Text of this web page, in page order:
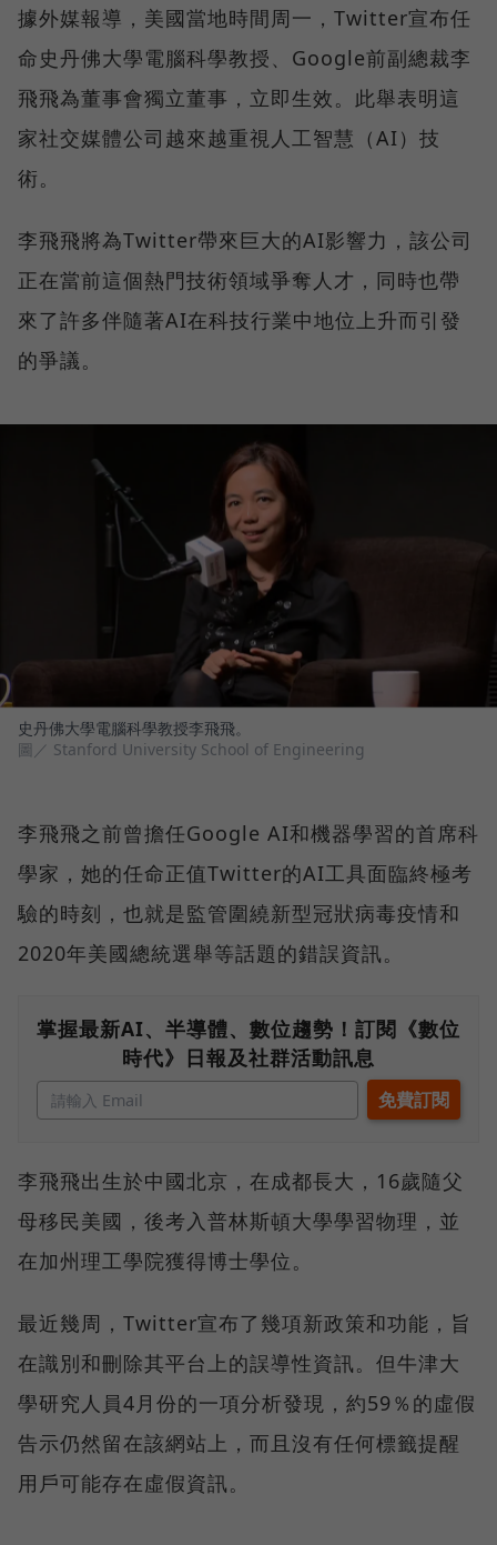
據外媒報導，美國當地時間周一，Twitter宣布任
命史丹佛大學電腦科學教授、Google前副總裁李
飛飛為董事會獨立董事，立即生效。此舉表明這
家社交媒體公司越來越重視人工智慧（AI）技
術。
李飛飛將為Twitter帶來巨大的AI影響力，該公司
正在當前這個熱門技術領域爭奪人才，同時也帶
來了許多伴隨著AI在科技行業中地位上升而引發
的爭議。
史丹佛大學電腦科學教授李飛飛。
圖／ Stanford University School of Engineering
李飛飛之前曾擔任Google AI和機器學習的首席科
學家，她的任命正值Twitter的AI工具面臨終極考
驗的時刻，也就是監管圍繞新型冠狀病毒疫情和
2020年美國總統選舉等話題的錯誤資訊。
掌握最新AI、半導體、數位趨勢！訂閱《數位
時代》日報及社群活動訊息
李飛飛出生於中國北京，在成都長大，16歲隨父
母移民美國，後考入普林斯頓大學學習物理，並
在加州理工學院獲得博士學位。
最近幾周，Twitter宣布了幾項新政策和功能，旨
在識別和刪除其平台上的誤導性資訊。但牛津大
學研究人員4月份的一項分析發現，約59％的虛假
告示仍然留在該網站上，而且沒有任何標籤提醒
用戶可能存在虛假資訊。